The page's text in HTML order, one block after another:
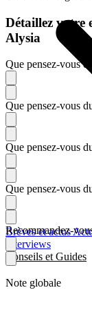
Brèves et actus
Interviews
Conseils et Guides
Détaillez votre
Alysia
Que pensez-vous
Que pensez-vous
Que pensez-vous
Que pensez-vous
Recommandez-
Note globale